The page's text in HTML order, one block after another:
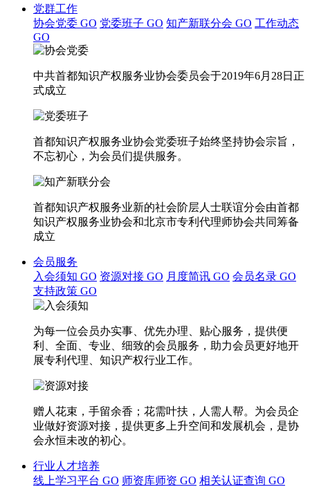
党群工作
协会党委 GO 党委班子 GO 知产新联分会 GO 工作动态
GO
中共首都知识产权服务业协会委员会于2019年6月28日正
式成立
首都知识产权服务业协会党委班子始终坚持协会宗旨，
不忘初心，为会员们提供服务。
首都知识产权服务业新的社会阶层人士联谊分会由首都
知识产权服务业协会和北京市专利代理师协会共同筹备
成立
会员服务
入会须知 GO 资源对接 GO 月度简讯 GO 会员名录 GO
支持政策 GO
为每一位会员办实事、优先办理、贴心服务，提供便
利、全面、专业、细致的会员服务，助力会员更好地开
展专利代理、知识产权行业工作。
赠人花束，手留余香；花需叶扶，人需人帮。为会员企
业做好资源对接，提供更多上升空间和发展机会，是协
会永恒未改的初心。
行业人才培养
线上学习平台 GO 师资库师资 GO 相关认证查询 GO